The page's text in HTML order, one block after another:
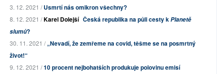
3. 12. 2021 /Usmrtí nás omikron všechny?
8. 12. 2021 /Karel Dolejší Česká republika na půli cesty kPlanetě
slumů?
30. 11. 2021 /„Nevadí, že zemřeme na covid, těšme se na posmrtný
život!“
9. 12. 2021 /10 procent nejbohatších produkuje polovinu emisí